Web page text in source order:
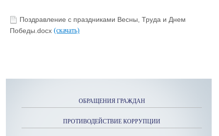
Поздравление с праздниками Весны, Труда и Днем
Победы.docx (скачать)
ОБРАЩЕНИЯ ГРАЖДАН
ПРОТИВОДЕЙСТВИЕ КОРРУПЦИИ